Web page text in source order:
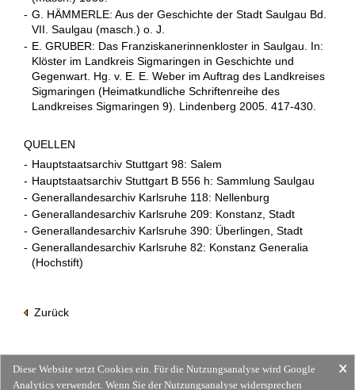
- G. HÄMMERLE: Aus der Geschichte der Stadt Saulgau Bd.
VII. Saulgau (masch.) o. J.
- E. GRUBER: Das Franziskanerinnenkloster in Saulgau. In:
Klöster im Landkreis Sigmaringen in Geschichte und
Gegenwart. Hg. v. E. E. Weber im Auftrag des Landkreises
Sigmaringen (Heimatkundliche Schriftenreihe des
Landkreises Sigmaringen 9). Lindenberg 2005. 417-430.
QUELLEN
- Hauptstaatsarchiv Stuttgart 98: Salem
- Hauptstaatsarchiv Stuttgart B 556 h: Sammlung Saulgau
- Generallandesarchiv Karlsruhe 118: Nellenburg
- Generallandesarchiv Karlsruhe 209: Konstanz, Stadt
- Generallandesarchiv Karlsruhe 390: Überlingen, Stadt
- Generallandesarchiv Karlsruhe 82: Konstanz Generalia
(Hochstift)
Zurück
Diese Website setzt Cookies ein. Für die Nutzungsanalyse wird Google
Analytics verwendet. Wenn Sie der Nutzungsanalyse widersprechen